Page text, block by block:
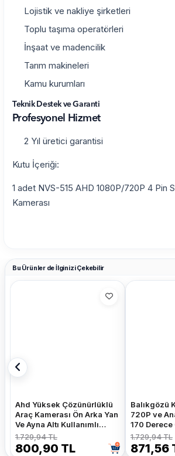
Lojistik ve nakliye şirketleri
Toplu taşıma operatörleri
İnşaat ve madencilik
Tarım makineleri
Kamu kurumları
Teknik Destek ve Garanti
Profesyonel Hizmet
2 Yıl üretici garantisi
Kutu İçeriği:
1 adet NVS-515 AHD 1080P/720P 4 Pin
Kamerası
Bu Ürünler de İlginizi Çekebilir
Ahd Yüksek Çözünürlüklü
Araç Kamerası Ön Arka Yan
Ve Ayna Altı Kullanımlı
Kelebek Ve Tampon
Uyumlu
1.729,94 TL
800,90 TL
Balıkgözü
720P ve
170 Derece
Görüş
1.729,94 TL
871,56